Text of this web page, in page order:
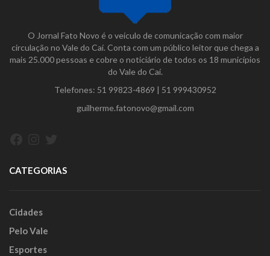
O Jornal Fato Novo é o veículo de comunicação com maior
circulação no Vale do Caí. Conta com um público leitor que chega a
mais 25.000 pessoas e cobre o noticiário de todos os 18 municípios
do Vale do Caí.
Telefones: 51 99823-4869 | 51 999430952
guilherme.fatonovo@gmail.com
CATEGORIAS
Cidades
Pelo Vale
Esportes